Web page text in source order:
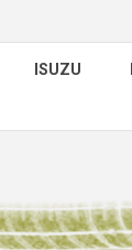
ISUZU